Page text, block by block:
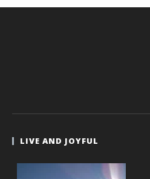
LIVE AND JOYFUL